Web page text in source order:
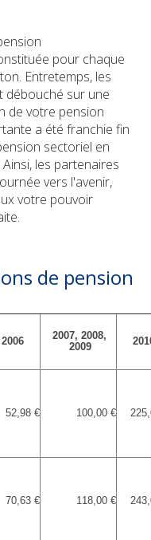
pour chaque
Entretemps, les
débouché sur une
de votre pension
a été franchie fin
sectoriel en
les partenaires
vers l'avenir,
votre pouvoir
de pension
2006
2007, 2008,
2009
52,98 € 100,00 €
70,63 € 118,00 €